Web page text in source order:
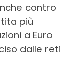
contro
più
a Euro
dalle reti